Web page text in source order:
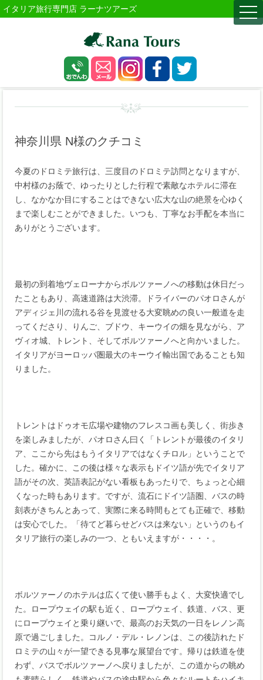
イタリア旅行専門店 ラーナツアーズ
神奈川県 N様のクチコミ
今夏のドロミテ旅行は、三度目のドロミテ訪問となりますが、
中村様のお蔭で、ゆったりとした行程で素敵なホテルに滞在
し、なかなか目にすることはできない広大な山の絶景を心ゆく
まで楽しむことができました。いつも、丁寧なお手配を本当に
ありがとうございます。
最初の到着地ヴェローナからボルツァーノへの移動は休日だっ
たこともあり、高速道路は大渋滞。ドライバーのパオロさんが
アディジェ川の流れる谷を見渡せる大変眺めの良い一般道を走
ってくださり、りんご、ブドウ、キーウイの畑を見ながら、ア
ヴィオ城、トレント、そしてボルツァーノへと向かいました。
イタリアがヨーロッパ圏最大のキーウイ輸出国であることも知
りました。
トレントはドゥオモ広場や建物のフレスコ画も美しく、街歩き
を楽しみましたが、パオロさん曰く「トレントが最後のイタリ
ア、ここから先はもうイタリアではなくチロル」ということで
した。確かに、この後は様々な表示もドイツ語が先でイタリア
語がその次、英語表記がない看板もあったりで、ちょっと心細
くなった時もあります。ですが、流石にドイツ語圏、バスの時
刻表がきちんとあって、実際に来る時間もとても正確で、移動
は安心でした。「待てど暮らせどバスは来ない」というのもイ
タリア旅行の楽しみの一つ、ともいえますが・・・・。
ボルツァーノのホテルは広くて使い勝手もよく、大変快適でし
た。ロープウェイの駅も近く、ロープウェイ、鉄道、バス、更
にロープウェイと乗り継いで、最高のお天気の一日をレノン高
原で過ごしました。コルノ・デル・レノンは、この後訪れたド
ロミテの山々が一望できる見事な展望台です。帰りは鉄道を使
わず、バスでボルツァーノへ戻りましたが、この道からの眺め